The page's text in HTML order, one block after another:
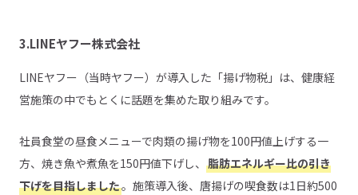
3.LINEヤフー株式会社
LINEヤフー（当時ヤフー）が導入した「揚げ物税」は、健康経
営施策の中でもとくに話題を集めた取り組みです。
社員食堂の昼食メニューで肉類の揚げ物を100円値上げする一
方、焼き魚や煮魚を150円値下げし、 脂肪エネルギー比の引き
下げを目指しました。施策導入後、唐揚げの喫食数は1日約500